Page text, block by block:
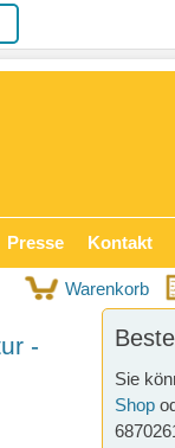
Presse Kontakt
Warenkorb
-
Sie
Shop